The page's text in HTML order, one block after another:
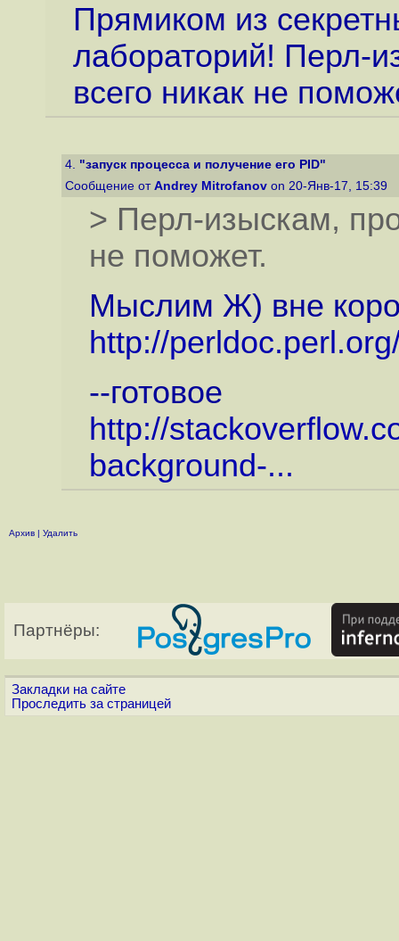
Прямиком из
лабораторий! Перл-
всего никак не
4. "запуск процесса и получение его PID"
Сообщение от Andrey Mitrofanov on 20-Янв-17, 15:39
> Перл-изыскам,
не поможет.
Мыслим Ж) вне
http://
--готовое
http://
background-...
Архив | Удалить
Партнёры:
Закладки на сайте
Проследить за страницей